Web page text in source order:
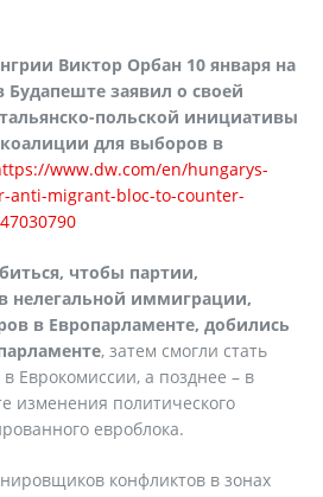
Виктор Орбан 10 января на
Будапеште заявил о своей
польской инициативы
для выборов в
www.dw.com/en/hungarys-
anti-migrant-bloc-to-counter-
чтобы партии,
нелегальной иммиграции,
в Европарламенте, добились
, затем смогли стать
Еврокомиссии, а позднее – в
изменения политического
евроблока.
конфликтов в зонах